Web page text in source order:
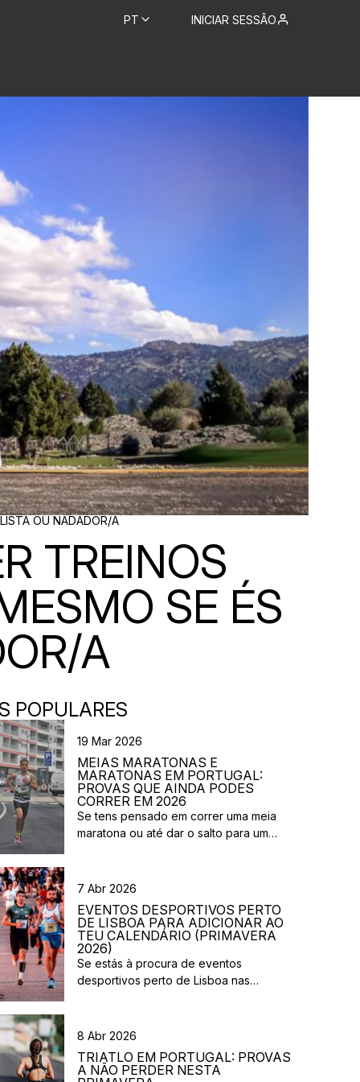
PT INICIAR SESSÃO
OU NADADOR/A
TREINOS
SE ÉS
A
POPULARES
19 Mar 2026
MEIAS MARATONAS E
MARATONAS EM PORTUGAL:
PROVAS QUE AINDA PODES
CORRER EM 2026
Se tens pensado em correr uma meia
maratona ou até dar o salto para um
Entre a primavera e o verão, o
vida. Há eventos por todo o país,
diferentes formatos e experiências para
todos os […]
7 Abr 2026
EVENTOS DESPORTIVOS PERTO
DE LISBOA PARA ADICIONAR AO
TEU CALENDÁRIO (PRIMAVERA
2026)
Se estás à procura de eventos
desportivos perto de Lisboa nas
vão acontecer na região durante esta
provas urbanas e eventos de trail,
8 Abr 2026
TRIATLO EM PORTUGAL: PROVAS
A NÃO PERDER NESTA